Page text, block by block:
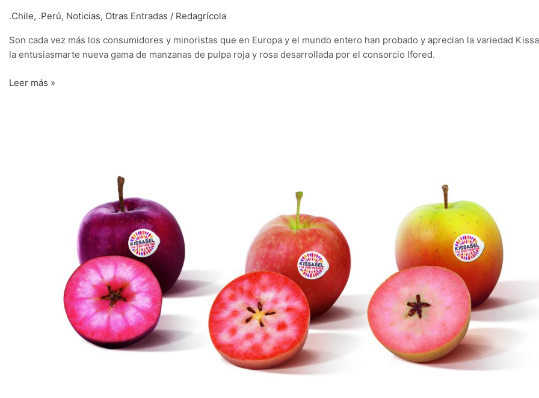
.Chile, .Perú, Noticias, Otras Entradas / Redagrícola
Son cada vez más los consumidores y minoristas que en Europa y el mundo entero han probado y aprecian la variedad
la entusiasmarte nueva gama de manzanas de pulpa roja y rosa desarrollada por el consorcio Ifored.
éxito
Europa
Leer más »